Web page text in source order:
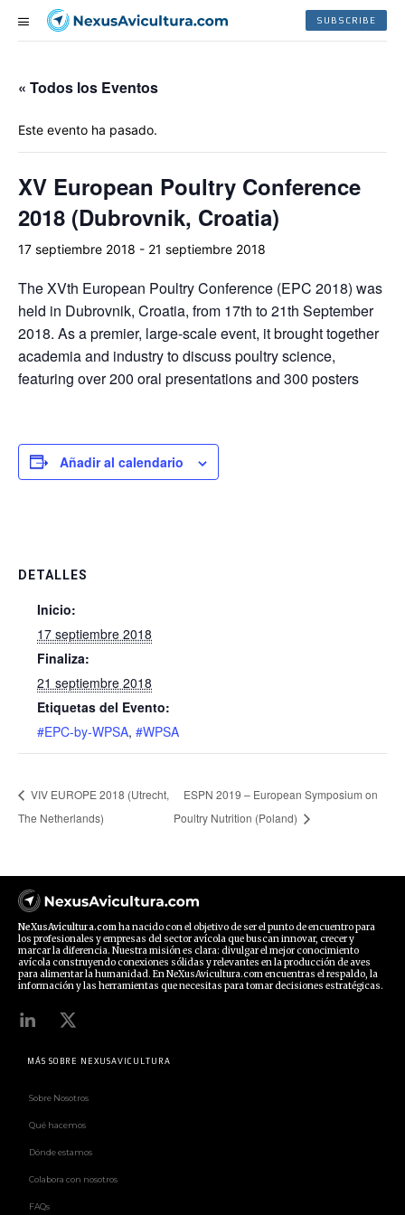
SUBSCRIBE
« Todos los Eventos
Este evento ha pasado.
XV European Poultry Conference
2018 (Dubrovnik, Croatia)
17 septiembre 2018 - 21 septiembre 2018
The XVth European Poultry Conference (EPC 2018) was
held in Dubrovnik, Croatia, from 17th to 21th September
2018. As a premier, large-scale event, it brought together
academia and industry to discuss poultry science,
featuring over 200 oral presentations and 300 posters
Añadir al calendario
DETALLES
Inicio:
17 septiembre 2018
Finaliza:
21 septiembre 2018
Etiquetas del Evento:
#EPC-by-WPSA, #WPSA
VIV EUROPE 2018 (Utrecht,
The Netherlands)
ESPN 2019 – European Symposium on
Poultry Nutrition (Poland)
NeXusAvicultura.comha nacido con el objetivo de ser el punto de encuentro para
los profesionales y empresas del sector avícola que buscan innovar, crecer y
marcar la diferencia. Nuestra misión es clara: divulgar el mejor conocimiento
avícola construyendo conexiones sólidas y relevantes en la producción de aves
para alimentar la humanidad. En NeXusAvicultura.com encuentras el respaldo, la
información y las herramientas que necesitas para tomar decisiones estratégicas.
MÁS SOBRE NEXUSAVICULTURA
Sobre Nosotros
Qué hacemos
Dónde estamos
Colabora con nosotros
FAQs